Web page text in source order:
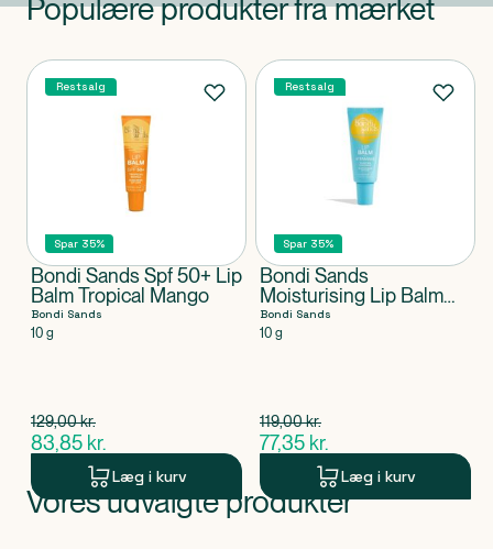
Populære produkter fra mærket
Produkter
Restsalg
Spar 35%
Bondi Sands Spf 50+ Lip
Balm Tropical Mango
Bondi Sands
10 g
$gammel pris
129,00kr.
Spar 45,15 kr.
$nuværende pris
83,85 kr.
Læg i kurv
Restsalg
Spar 35%
Bondi Sands
Moisturising Lip Balm
Toasted Coconut, 10 g
Bondi Sands
10 g
$gammel pris
119,00kr.
Spar 41,65 kr.
$nuværende pris
77,35 kr.
Læg i kurv
Produkt 1 af 0
Vores udvalgte produkter